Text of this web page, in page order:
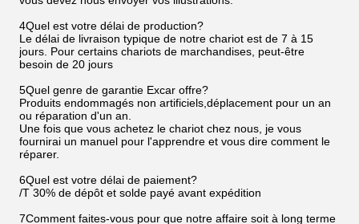
4Quel est votre délai de production?
Le délai de livraison typique de notre chariot est de 7 à 15
jours. Pour certains chariots de marchandises, peut-être
besoin de 20 jours
5Quel genre de garantie Excar offre?
Produits endommagés non artificiels,déplacement pour un an
ou réparation d'un an.
Une fois que vous achetez le chariot chez nous, je vous
fournirai un manuel pour l'apprendre et vous dire comment le
réparer.
6Quel est votre délai de paiement?
/T 30% de dépôt et solde payé avant expédition
7Comment faites-vous pour que notre affaire soit à long terme